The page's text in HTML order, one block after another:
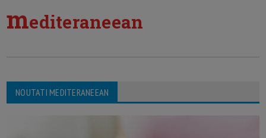
mediteraneean
NOUTATI MEDITERANEEAN